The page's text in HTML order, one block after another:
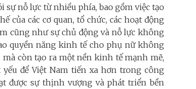
nỗ lực từ nhiều phía, bao gồm việc tạo
của các cơ quan, tổ chức, các hoạt động
cũng như sự chủ động và nỗ lực không
quyền năng kinh tế cho phụ nữ không
còn tạo ra một nền kinh tế mạnh mẽ,
để Việt Nam tiến xa hơn trong công
được sự thịnh vượng và phát triển bền